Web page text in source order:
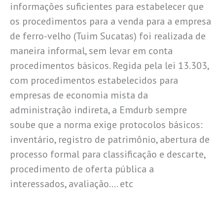
informações suficientes para estabelecer que
os procedimentos para a venda para a empresa
de ferro-velho (Tuim Sucatas) foi realizada de
maneira informal, sem levar em conta
procedimentos básicos. Regida pela lei 13.303,
com procedimentos estabelecidos para
empresas de economia mista da
administração indireta, a Emdurb sempre
soube que a norma exige protocolos básicos:
inventário, registro de patrimônio, abertura de
processo formal para classificação e descarte,
procedimento de oferta pública a
interessados, avaliação…. etc